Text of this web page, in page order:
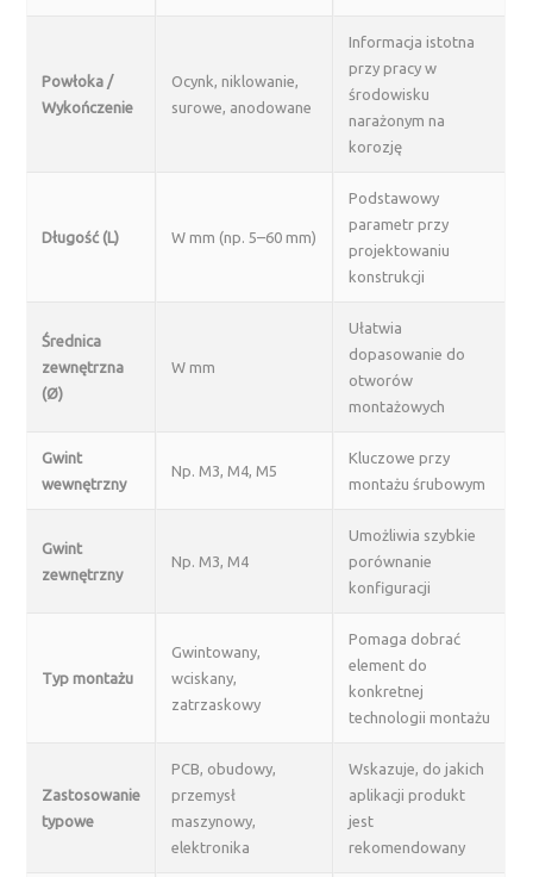
Powłoka /
Wykończenie
Ocynk, niklowanie,
surowe, anodowane
Informacja istotna
przy pracy w
środowisku
narażonym na
korozję
Długość (L) W mm (np. 5–60 mm)
Podstawowy
parametr przy
projektowaniu
konstrukcji
Średnica
zewnętrzna
(Ø)
W mm
Ułatwia
dopasowanie do
otworów
montażowych
Gwint
wewnętrzny
Np. M3, M4, M5
Kluczowe przy
montażu śrubowym
Gwint
zewnętrzny
Np. M3, M4
Umożliwia szybkie
porównanie
konfiguracji
Typ montażu
Gwintowany,
wciskany,
zatrzaskowy
Pomaga dobrać
element do
konkretnej
technologii montażu
Zastosowanie
typowe
PCB, obudowy,
przemysł
maszynowy,
elektronika
Wskazuje, do jakich
aplikacji produkt
jest
rekomendowany